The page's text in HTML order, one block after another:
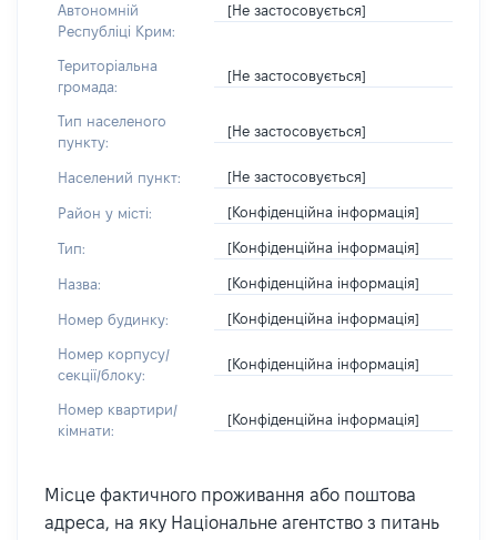
Автономній
Республіці Крим:
[Не застосовується]
Територіальна
громада:
[Не застосовується]
Тип населеного
пункту:
[Не застосовується]
Населений пункт: [Не застосовується]
Район у місті: [Конфіденційна інформація]
Тип: [Конфіденційна інформація]
Назва: [Конфіденційна інформація]
Номер будинку: [Конфіденційна інформація]
Номер корпусу/
секції/блоку:
[Конфіденційна інформація]
Номер квартири/
кімнати:
[Конфіденційна інформація]
Місце фактичного проживання або поштова
адреса, на яку Національне агентство з питань